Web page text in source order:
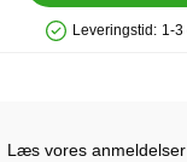
Leveringstid: 1-3
Læs vores